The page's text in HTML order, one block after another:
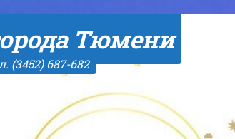
Тюмени
(3452) 687-682